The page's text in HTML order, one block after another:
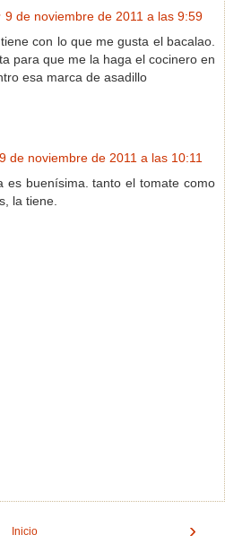
9 de noviembre de 2011 a las 9:59
con lo que me gusta el bacalao.
para que me la haga el cocinero en
esa marca de asadillo
9 de noviembre de 2011 a las 10:11
es buenísima. tanto el tomate como
la tiene.
›
Inicio